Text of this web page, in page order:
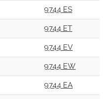
9744 ES
9744 ET
9744 EV
9744 EW
9744 EA